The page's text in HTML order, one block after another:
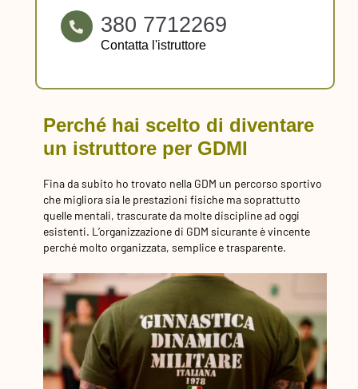
380 7712269
Contatta l'istruttore
Perché hai scelto di diventare
un istruttore per GDMI
Fina da subito ho trovato nella GDM un percorso sportivo
che migliora sia le prestazioni fisiche ma soprattutto
quelle mentali, trascurate da molte discipline ad oggi
esistenti. L’organizzazione di GDM sicurante è vincente
perché molto organizzata, semplice e trasparente.